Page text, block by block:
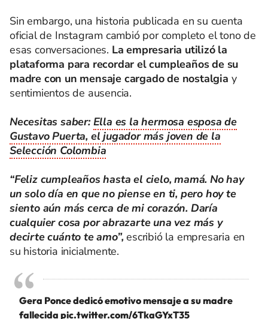
Sin embargo, una historia publicada en su cuenta
oficial de Instagram cambió por completo el tono de
esas conversaciones. La empresaria utilizó la
plataforma para recordar el cumpleaños de su
madre con un mensaje cargado de nostalgia y
sentimientos de ausencia.
Necesitas saber: Ella es la hermosa esposa de
Gustavo Puerta, el jugador más joven de la
Selección Colombia
“Feliz cumpleaños hasta el cielo, mamá. No hay
un solo día en que no piense en ti, pero hoy te
siento aún más cerca de mi corazón. Daría
cualquier cosa por abrazarte una vez más y
decirte cuánto te amo”, escribió la empresaria en
su historia inicialmente.
Gera Ponce dedicó emotivo mensaje a su madre
fallecida pic.twitter.com/6TkaGYxT35